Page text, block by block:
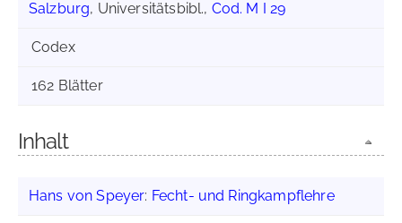
Salzburg, Universitätsbibl., Cod. M I 29
Codex
162 Blätter
Inhalt
Hans von Speyer: Fecht- und Ringkampflehre